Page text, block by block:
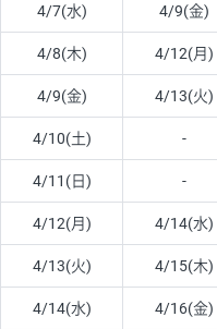
4/7(水) 4/9(金)
4/8(木) 4/12(月)
4/9(金) 4/13(火)
4/10(土) -
4/11(日) -
4/12(月) 4/14(水)
4/13(火) 4/15(木)
4/14(水) 4/16(金)